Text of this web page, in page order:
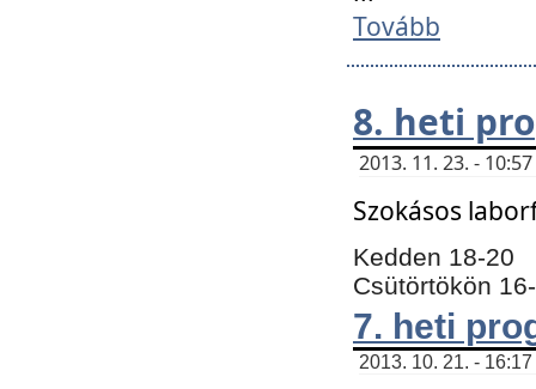
Tovább
8. heti
2013. 11. 23. -
Szokásos
Kedden 18-20
Csütörtökön
7. heti
2013. 10. 21. -